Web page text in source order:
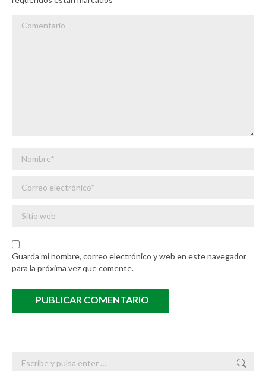
Comentario
Guarda mi nombre, correo electrónico y web en este navegador
para la próxima vez que comente.
PUBLICAR COMENTARIO
Buscar: